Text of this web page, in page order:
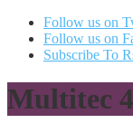
Follow us on
Follow us on
Subscribe To
Multitec